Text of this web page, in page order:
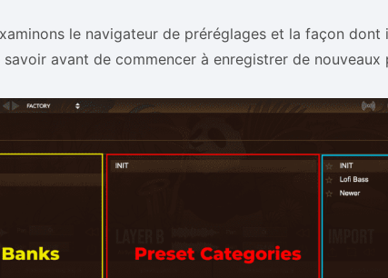
le navigateur de préréglages et la façon dont
avant de commencer à enregistrer de nouveaux